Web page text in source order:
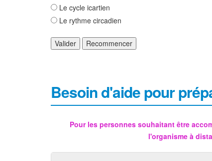
Le cycle icartien
Le rythme circadien
Valider Recommencer
Besoin d'aide pour
Pour les personnes souhaitant être
l'organisme à